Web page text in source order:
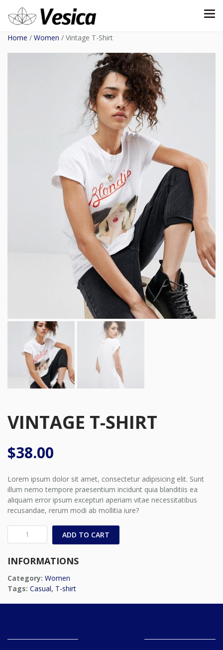
Home / Women / Vintage T-Shirt
VINTAGE T-SHIRT
$38.00
Lorem ipsum dolor sit amet, consectetur adipisicing elit. Sunt
illum nemo tempore praesentium incidunt quia blanditiis ea
aliquam error ipsum excepturi aperiam vitae necessitatibus
recusandae, rerum modi ab mollitia iure?
Vintage
T-
quantity
ADD TO CART
INFORMATIONS
Category: Women
Tags: Casual, T-shirt